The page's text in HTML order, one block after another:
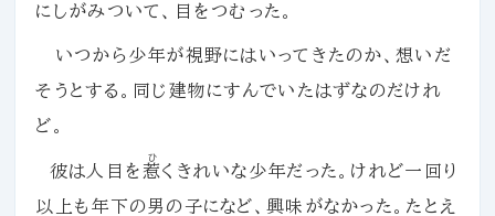
にしがみついて、目をつむった。
いつから少年が視野にはいってきたのか、想いだ
そうとする。同じ建物にすんでいたはずなのだけれ
ど。
彼は人目を 惹
ひ
くきれいな少年だった。けれど一回り
以上も年下の男の子になど、興味がなかった。たとえ